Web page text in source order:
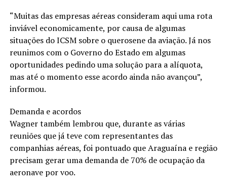
“Muitas das empresas aéreas consideram aqui uma rota
inviável economicamente, por causa de algumas
situações do ICSM sobre o querosene da aviação. Já nos
reunimos com o Governo do Estado em algumas
oportunidades pedindo uma solução para a alíquota,
mas até o momento esse acordo ainda não avançou”,
informou.
Demanda e acordos
Wagner também lembrou que, durante as várias
reuniões que já teve com representantes das
companhias aéreas, foi pontuado que Araguaína e região
precisam gerar uma demanda de 70% de ocupação da
aeronave por voo.